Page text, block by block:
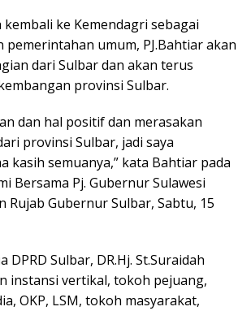
ke Kemendagri sebagai
umum, PJ.Bahtiar akan
dari Sulbar dan akan terus
provinsi Sulbar.
dan hal positif dan merasakan
provinsi Sulbar, jadi saya
kasih semuanya,” kata Bahtiar pada
Bersama Pj. Gubernur Sulawesi
Rujab Gubernur Sulbar, Sabtu, 15
DPRD Sulbar, DR.Hj. St.Suraidah
instansi vertikal, tokoh pejuang,
OKP, LSM, tokoh masyarakat,